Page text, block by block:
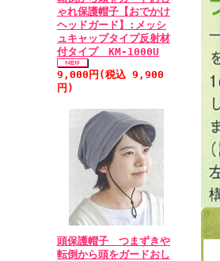
ゃれ保護帽子【おでかけ
ヘッドガード】:メッシ
ュキャップタイプ反射材
付タイプ KM-1000U
9,000円(税込 9,900
円)
頭保護帽子 つまずきや
転倒から頭をガードおし